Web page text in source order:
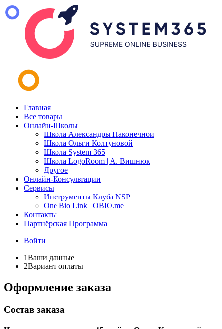
Главная
Все товары
Онлайн-Школы
Школа Александры Наконечной
Школа Ольги Колтуновой
Школа System 365
Школа LogoRoom | А. Вишнюк
Другое
Онлайн-Консультации
Сервисы
Инструменты Клуба NSP
One Bio Link | OBIO.me
Контакты
Партнёрская Программа
Войти
1Ваши данные
2Вариант оплаты
Оформление заказа
Состав заказа